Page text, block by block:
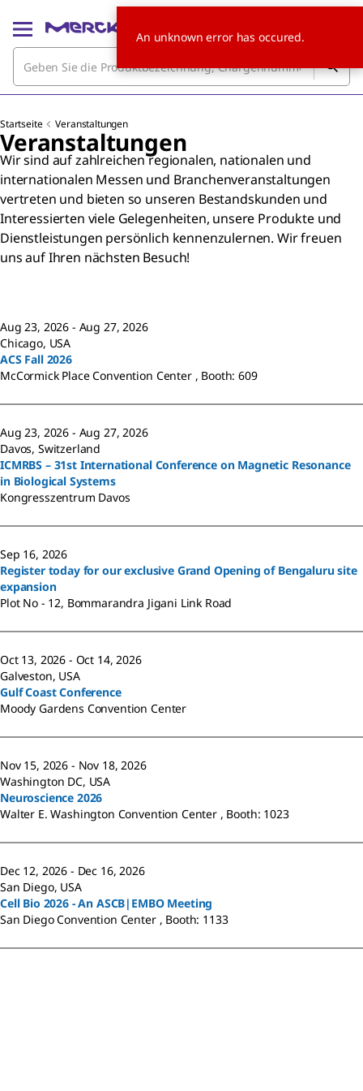
Startseite Veranstaltungen
Veranstaltungen
Wir sind auf zahlreichen regionalen, nationalen und
internationalen Messen und Branchenveranstaltungen
vertreten und bieten so unseren Bestandskunden und
Interessierten viele Gelegenheiten, unsere Produkte und
Dienstleistungen persönlich kennenzulernen. Wir freuen
uns auf Ihren nächsten Besuch!
Aug 23, 2026 - Aug 27, 2026
Chicago, USA
ACS Fall 2026
McCormick Place Convention Center , Booth: 609
Aug 23, 2026 - Aug 27, 2026
Davos, Switzerland
ICMRBS – 31st International Conference on Magnetic Resonance
in Biological Systems
Kongresszentrum Davos
Sep 16, 2026
Register today for our exclusive Grand Opening of Bengaluru site
expansion
Plot No - 12, Bommarandra Jigani Link Road
Oct 13, 2026 - Oct 14, 2026
Galveston, USA
Gulf Coast Conference
Moody Gardens Convention Center
Nov 15, 2026 - Nov 18, 2026
Washington DC, USA
Neuroscience 2026
Walter E. Washington Convention Center , Booth: 1023
Dec 12, 2026 - Dec 16, 2026
San Diego, USA
Cell Bio 2026 - An ASCB|EMBO Meeting
San Diego Convention Center , Booth: 1133
An unknown error has occured.